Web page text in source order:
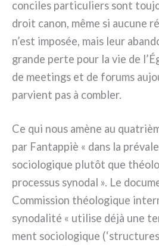
con­ci­les par­ti­cu­liers sont
droit canon, même si aucu­ne
n’est impo­sée, mais leur
gran­de per­te pour la vie de
de mee­tings et de forums
par­vient pas à com­bler.
Ce qui nous amè­ne au
par Fantappiè « dans la
socio­lo­gi­que plu­tôt que
pro­ces­sus syno­dal ». Le
Commission théo­lo­gi­que
syno­da­li­té « uti­li­se déjà une
ment socio­lo­gi­que